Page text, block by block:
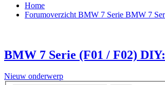
Home
Forumoverzicht BMW 7 Serie BMW 7
BMW 7 Serie (F01 / F02)
Nieuw onderwerp